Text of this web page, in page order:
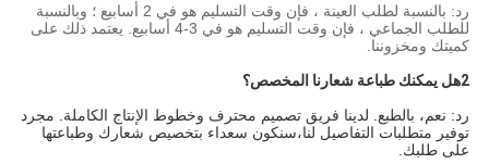
رد: بالنسبة لطلب العينة ، فإن وقت التسليم هو في 2 أسابيع ؛ وبالنسبة
للطلب الجماعي ، فإن وقت التسليم هو في 3-4 أسابيع. يعتمد ذلك على
كميتك ومخزوننا.
2هل يمكنك طباعة شعارنا المخصص؟
رد: نعم، بالطبع. لدينا فريق تصميم محترف وخطوط الإنتاج الكاملة. مجرد
توفير متطلبات التفاصيل لنا،سنكون سعداء بتخصيص شعارك وطباعتها
على طلبك.